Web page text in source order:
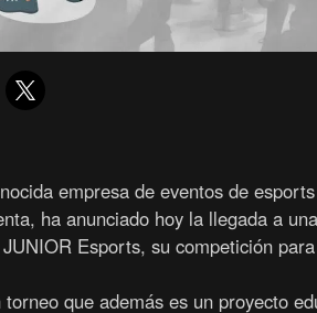
empresa de eventos de
ha anunciado hoy la llegada a
Esports, su competición
que además es un proyecto